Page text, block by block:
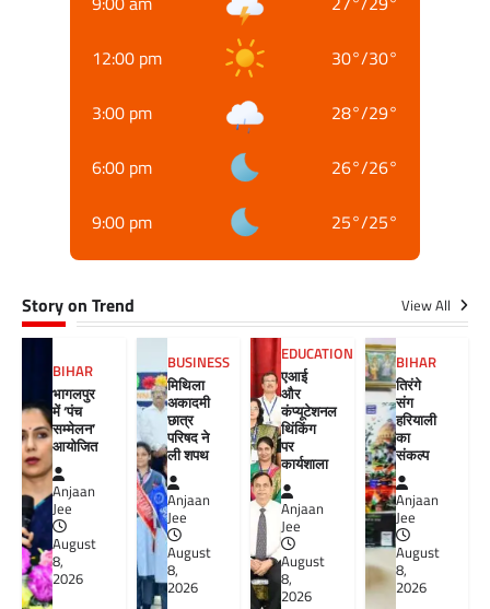
12:00 pm 30°/30°
3:00 pm 28°/29°
6:00 pm 26°/26°
9:00 pm 25°/25°
Story on Trend View All
BIHAR
भागलपुर
में ‘पंच
सम्मेलन’
आयोजित
Anjaan
Jee
August
8,
2026
BUSINESS
मिथिला
अकादमी
छात्र
परिषद ने
ली शपथ
Anjaan
Jee
August
8,
2026
EDUCATION
एआई
और
कंप्यूटेशनल
थिंकिंग
पर
कार्यशाला
Anjaan
Jee
August
8,
2026
BIHAR
तिरंगे
संग
हरियाली
का
संकल्प
Anjaan
Jee
August
8,
2026